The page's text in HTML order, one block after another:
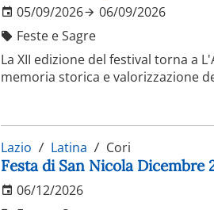
05/09/2026
06/09/2026
Feste e Sagre
La XII edizione del festival torna a
memoria storica e valorizzazione
Lazio Latina Cori
Festa di San Nicola Dicembre
06/12/2026